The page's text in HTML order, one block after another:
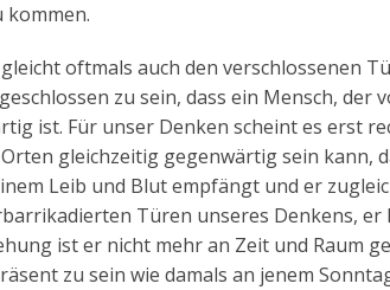
kommen.
oftmals auch den verschlossenen
zu sein, dass ein Mensch,
ist. Für unser Denken scheint es erst
gleichzeitig gegenwärtig sein kann,
Leib und Blut empfängt und er
Türen unseres Denkens,
ist er nicht mehr an Zeit und Raum
zu sein wie damals an jenem